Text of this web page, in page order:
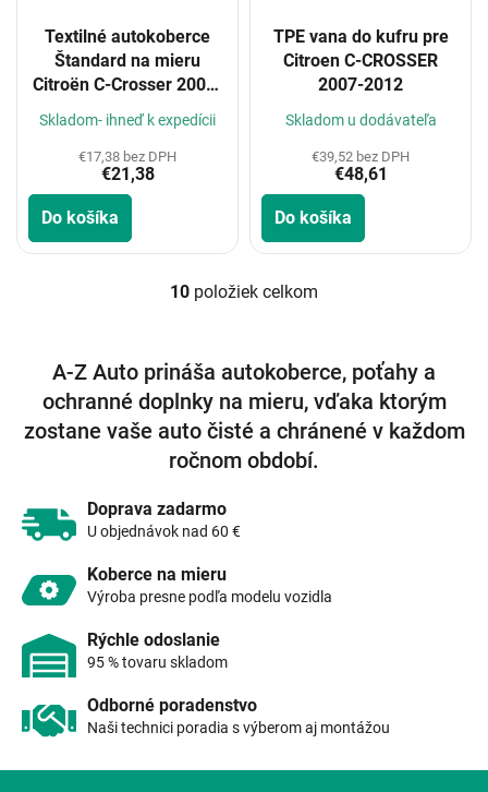
Textilné autokoberce
Štandard na mieru
Citroën C-Crosser 2007-
2012
Skladom- ihneď k expedícii
€17,38 bez DPH
€21,38
Do košíka
TPE vana do kufru pre
Citroen C-CROSSER
2007-2012
Skladom u dodávateľa
€39,52 bez DPH
€48,61
Do košíka
O
á
d
a
c
i
e
v
10 položiek celkom
A-Z Auto prináša autokoberce, poťahy a
ochranné doplnky na mieru, vďaka ktorým
zostane vaše auto čisté a chránené v každom
ročnom období.
Doprava zadarmo
U objednávok nad 60 €
Koberce na mieru
Výroba presne podľa modelu vozidla
Rýchle odoslanie
95 % tovaru skladom
Odborné poradenstvo
Naši technici poradia s výberom aj montážou